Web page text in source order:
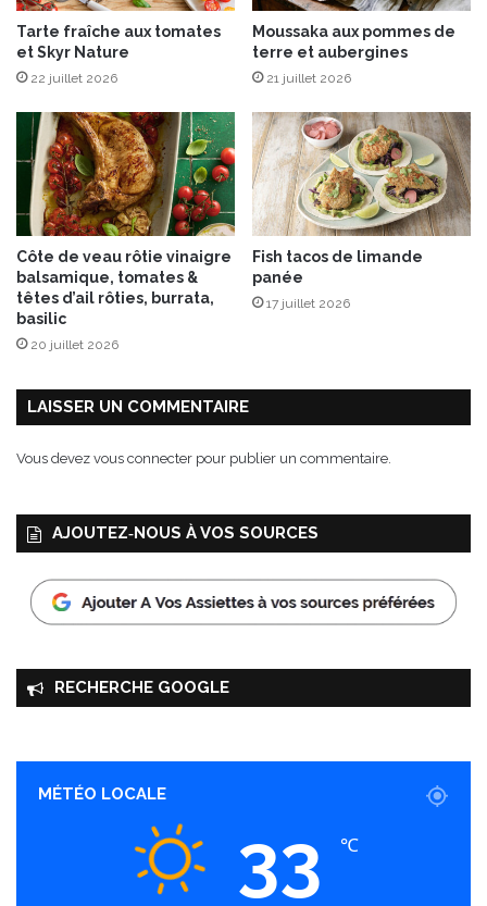
t
s
a
t
c
r
é
a
i
!
Tarte fraîche aux tomates
et Skyr Nature
22 juillet 2026
Moussaka aux pommes de
terre et aubergines
21 juillet 2026
Côte de veau rôtie vinaigre
balsamique, tomates &
têtes d’ail rôties, burrata,
basilic
20 juillet 2026
Fish tacos de limande
panée
17 juillet 2026
LAISSER UN COMMENTAIRE
Vous devez vous connecter pour publier un commentaire.
AJOUTEZ‑NOUS À VOS SOURCES
RECHERCHE GOOGLE
MÉTÉO LOCALE
33 ℃